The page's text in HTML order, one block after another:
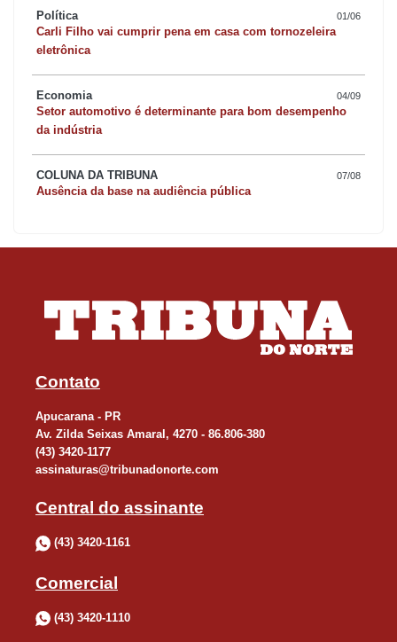
Política 01/06
Carli Filho vai cumprir pena em casa com tornozeleira
eletrônica
Economia 04/09
Setor automotivo é determinante para bom desempenho
da indústria
COLUNA DA TRIBUNA 07/08
Ausência da base na audiência pública
Contato
Apucarana - PR
Av. Zilda Seixas Amaral, 4270 - 86.806-380
(43) 3420-1177
assinaturas@tribunadonorte.com
Central do assinante
(43) 3420-1161
Comercial
(43) 3420-1110